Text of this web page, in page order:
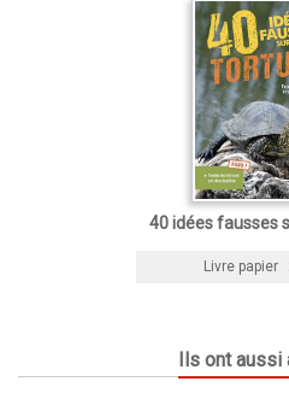
40 idées fausses
Livre papier
Ils ont aussi